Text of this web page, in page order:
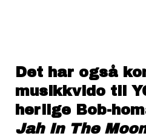
Det har også
musikkvido til
herlige Bob-
Jah In The